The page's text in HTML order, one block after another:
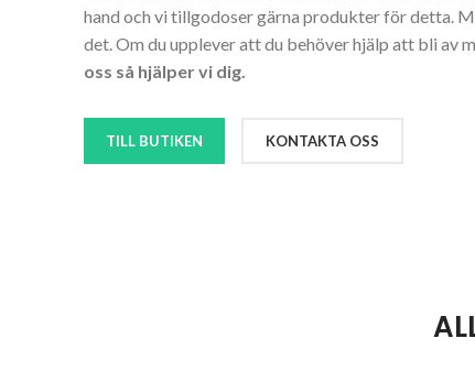
hand och vi tillgodoser gärna produkter för detta.
det. Om du upplever att du behöver hjälp att bli av
oss så hjälper vi dig.
TILL BUTIKEN KONTAKTA OSS